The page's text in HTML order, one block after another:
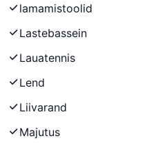
lamamistoolid
Lastebassein
Lauatennis
Lend
Liivarand
Majutus